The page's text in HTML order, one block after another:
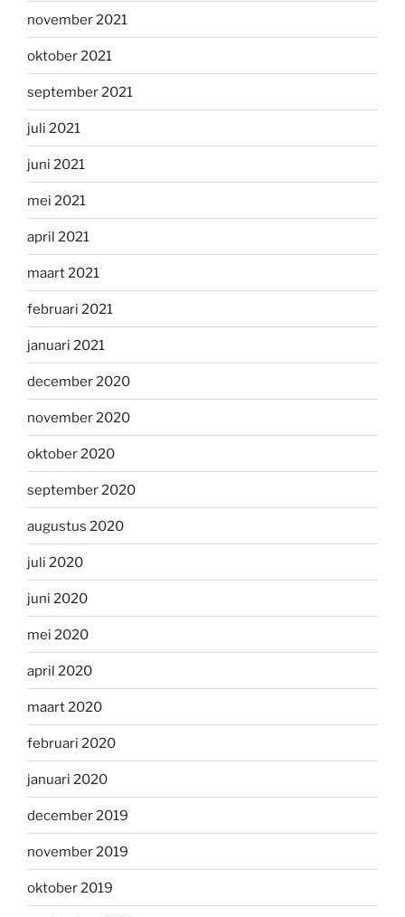
november 2021
oktober 2021
september 2021
juli 2021
juni 2021
mei 2021
april 2021
maart 2021
februari 2021
januari 2021
december 2020
november 2020
oktober 2020
september 2020
augustus 2020
juli 2020
juni 2020
mei 2020
april 2020
maart 2020
februari 2020
januari 2020
december 2019
november 2019
oktober 2019